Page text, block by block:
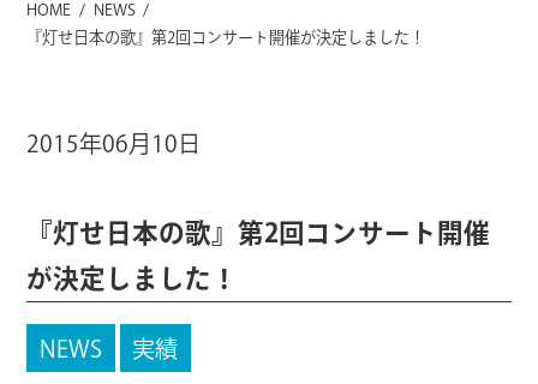
HOME / NEWS /
『灯せ日本の歌』第2回コンサート開催が決定しました！
2015年06月10日
『灯せ日本の歌』第2回コンサート開催
が決定しました！
NEWS 実績